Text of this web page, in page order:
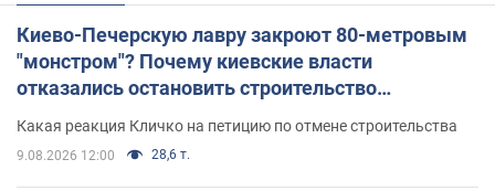
Киево-Печерскую лавру закроют 80-метровым
"монстром"? Почему киевские власти
отказались остановить строительство
Какая реакция Кличко на петицию по отмене строительства
9.08.2026 12:00 28,6 т.